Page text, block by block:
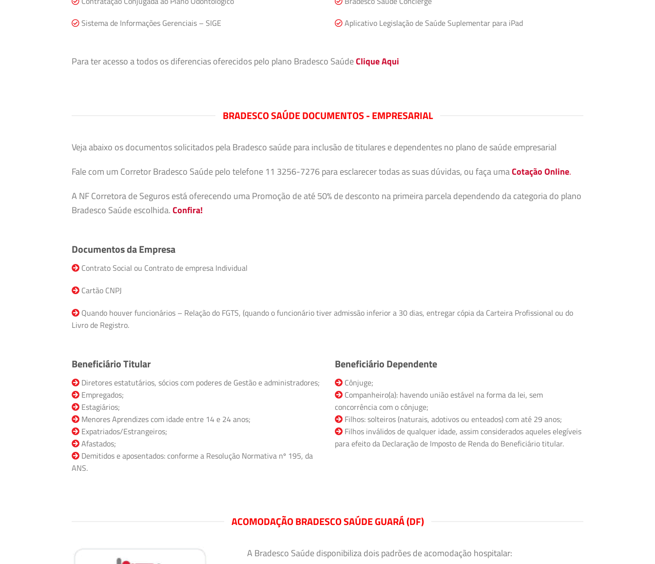
Sistema de Informações Gerenciais – SIGE
Aplicativo Legislação de Saúde Suplementar para iPad
Para ter acesso a todos os diferencias oferecidos pelo plano Bradesco SaúdeClique Aqui
BRADESCO SAÚDE DOCUMENTOS - EMPRESARIAL
Veja abaixo os documentos solicitados pela Bradesco saúde para inclusão de titulares e dependentes no plano de saúde empresarial
Fale com um Corretor Bradesco Saúde pelo telefone 11 3256-7276 para esclarecer todas as suas dúvidas, ou faça umaCotação Online.
A NF Corretora de Seguros está oferecendo uma Promoção de até 50% de desconto na primeira parcela dependendo da categoria do plano
Bradesco Saúde escolhida.Confira!
Documentos da Empresa
Contrato Social ou Contrato de empresa Individual
Cartão CNPJ
Quando houver funcionários – Relação do FGTS, (quando o funcionário tiver admissão inferior a 30 dias, entregar cópia da Carteira Profissional ou do
Livro de Registro.
Beneficiário Titular
Diretores estatutários, sócios com poderes de Gestão e administradores;
Empregados;
Estagiários;
Menores Aprendizes com idade entre 14 e 24 anos;
Expatriados/Estrangeiros;
Afastados;
Demitidos e aposentados: conforme a Resolução Normativa nº 195, da
ANS.
Beneficiário Dependente
Cônjuge;
Companheiro(a): havendo união estável na forma da lei, sem
concorrência com o cônjuge;
Filhos: solteiros (naturais, adotivos ou enteados) com até 29 anos;
Filhos inválidos de qualquer idade, assim considerados aqueles elegíveis
para efeito da Declaração de Imposto de Renda do Beneficiário titular.
ACOMODAÇÃO BRADESCO SAÚDE GUARÁ (DF)
A Bradesco Saúde disponibiliza dois padrões de acomodação hospitalar: